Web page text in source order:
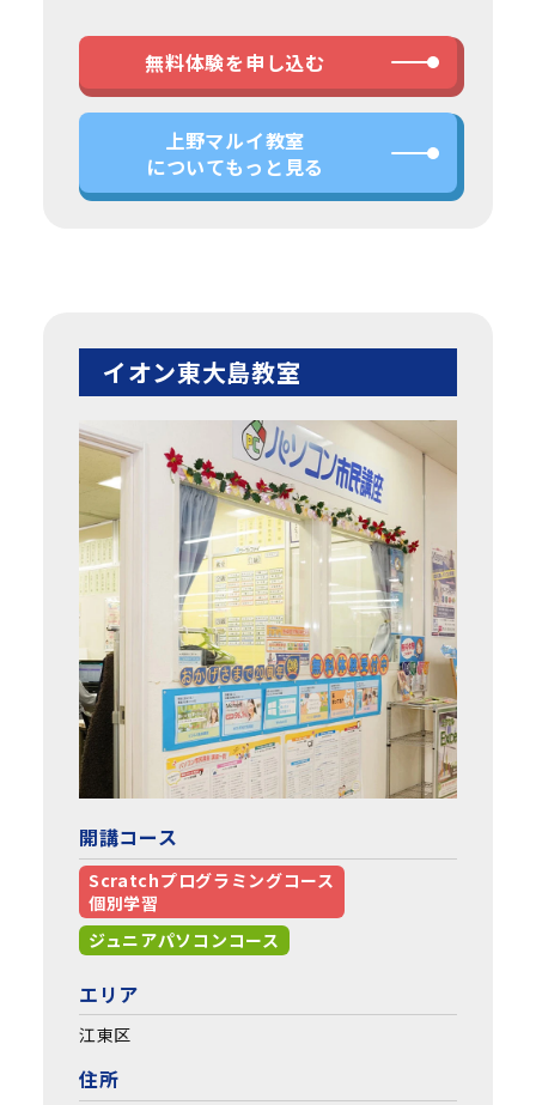
無料体験を申し込む
上野マルイ教室
についてもっと見る
イオン東大島教室
開講コース
Scratchプログラミングコース
個別学習
ジュニアパソコンコース
エリア
江東区
住所